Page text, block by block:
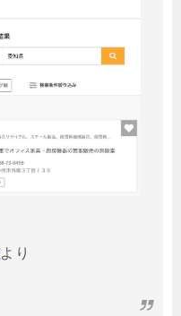
より